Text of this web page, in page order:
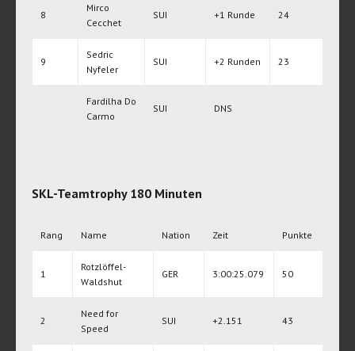
8
Mirco
Cecchet
SUI +1 Runde 24
9
Sedric
Nyfeler
SUI +2 Runden 23
Fardilha Do
Carmo
SUI DNS
SKL-Teamtrophy 180 Minuten
Rang Name Nation Zeit Punkte
1
Rotzlöffel-
Waldshut
GER 3:00:25.079 50
2
Need for
Speed
SUI +2.151 43